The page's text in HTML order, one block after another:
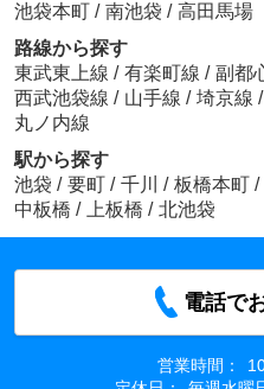
池袋本町 / 南池袋 / 高田馬場
路線から探す
東武東上線 / 有楽町線 / 副都
西武池袋線 / 山手線 / 埼京線 /
丸ノ内線
駅から探す
池袋 / 要町 / 千川 / 板橋本町 /
中板橋 / 上板橋 / 北池袋
電話で
営業時間：